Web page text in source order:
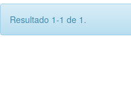
Resultado 1-1 de 1.